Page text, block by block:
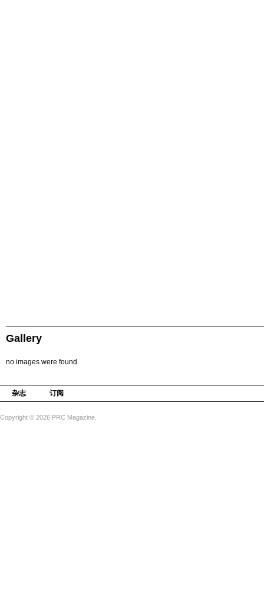
Gallery
no images were found
杂志 订阅
Copyright © 2026 PRC Magazine.